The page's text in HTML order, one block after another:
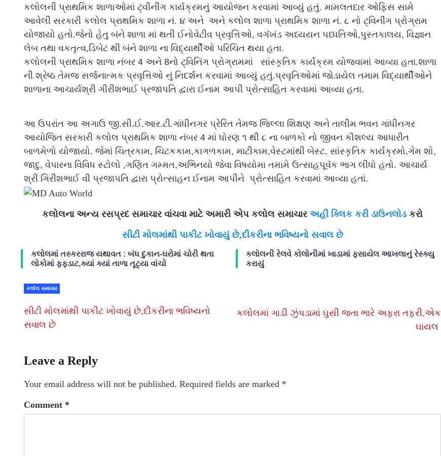
કલોલની પ્રાથમિક શાળાઓમાં ટ્વીનીંગ કાર્યક્રમનું આયોજન કરવામાં આવ્યું હતું. મામલતદાર ઓફિસ સામે
આવેલી સરકારી કલોલ પ્રાથમિક શાળા નં. ૪ અને અને કલોલ શાળા પ્રાથમિક શાળા નં. ૮ નો ટ્વિનીંગ પ્રોગ્રામ
યોજાયો હતો.જેનો હેતુ બંને શાળા માં થતી ઈનોવેટીવ પ્રવૃત્તિઓ, વગૅખંડ અધ્યયન પધ્ધતિઓ,પુસ્તકાલય, વિજ્ઞાન
લેબ તથા વકતૃત્વ,ડિબેટ થી બંને શાળા ના વિદ્યાર્થીઓ પરિચિત થયા હતા.
કલોલની પ્રાથમિક શાળા નંબર 4 અને 8નો ટ્વિનિંગ પ્રોગ્રામમાં સાંસ્કૃતિક કાર્યક્રમ યોજવામાં આવ્યા હતા.શાળા
ની શ્રેષ્ઠ તેમજ સર્જનાત્મક પ્રવૃત્તિઓ નું નિદર્શન કરવામાં આવ્યું હતું.પ્રવૃતિઓમાં જોડાયેલ તમામ વિદ્યાર્થીઓને
શાળાના આચાર્યશ્રી ગીરીશભાઈ પ્રજાપતિ દ્વારા ઈનામ આપી પ્રોત્સાહિત કરવામાં આવ્યા હતા.
આ ઉપરાંત આ અગાઉ જી.સી.ઈ.આર.ટી.ગાંધીનગર પ્રેરિત તેમજ જિલ્લા શિક્ષણ અને તાલીમ ભવન ગાંધીનગર
આયોજિત સરકારી કલોલ પ્રાથમિક શાળા નંબર 4 માં ધોરણ ૧ થી ૮ ના બાળકો નો જીવન કૌશલ્ય આધારીત
બાળમેળો યોજાયો. જેમાં ચિત્રકામ, ચિટકકામ,કાગળકામ, માટીકામ,વેસ્ટમાંથી બેસ્ટ, સાંસ્કૃતિક કાર્યક્રમો,ગેમ શો,
જાદુ, વેપારના વિવિધ સ્ટોલો ,ગણિત ગમ્મત,અભિનયો જેવા વિષયોમા તમામે ઉત્સાહપૂવૅક ભાગ લીધો હતો. આચાર્ય
શ્રી ગિરીશભાઈ વી પ્રજાપતિ દ્વારા પ્રોત્સાહન ઈનામ આપીને પ્રોત્સાહિત કરવામાં આવ્યા હતાં.
કલોલના અન્ય રસપ્રદ સમાચાર વાંચવા માટે અમારી એપ કલોલ સમાચારઅહીં ક્લિક કરી ડાઉનલોડ કરો
સીટી મોલમાંથી પાકીટ ખોવાયું છે,દીકરીના ભવિષ્યનો સવાલ છે
કલોલમાં તસ્કરરાજ યથાવત : બંધ દુકાન-ઘરોમાં ચોરી થતા
લોકોમાં ફફડાટ,ક્યાં ક્યાં તાળા તૂટ્યા વાંચો
કલોલની રેલવે કોલોનીમાં ખાડામાં ફસાયેલ આખલાનું રેસ્ક્યુ
કરાયું
કલોલ સમાચાર
સીટી મોલમાંથી પાકીટ ખોવાયું છે,દીકરીના ભવિષ્યનો
સવાલ છે
કલોલમાં ગાડી ઝુંપડામાં ઘુસી જતા ભારે અફરા તફરી,એક
ઘાયલ
Leave a Reply
Your email address will not be published. Required fields are marked *
Comment *